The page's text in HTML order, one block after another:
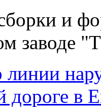
и
заводе
линии
дороге в